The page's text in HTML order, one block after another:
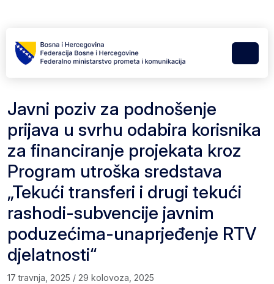
Menu
Javni poziv za podnošenje
prijava u svrhu odabira korisnika
za financiranje projekata kroz
Program utroška sredstava
„Tekući transferi i drugi tekući
rashodi-subvencije javnim
poduzećima-unaprjeđenje RTV
djelatnosti“
17 travnja, 2025 / 29 kolovoza, 2025